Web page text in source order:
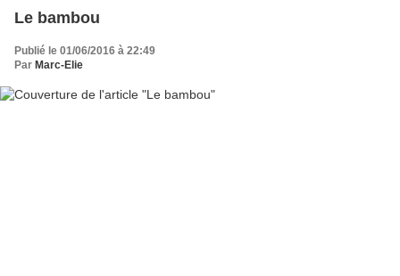
Le bambou
Publié le 01/06/2016 à 22:49
Par Marc-Elie